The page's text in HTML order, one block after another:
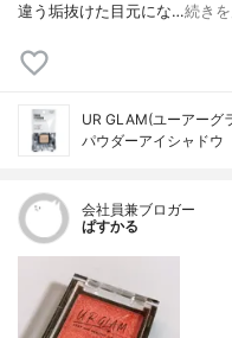
違う垢抜けた目元にな…続き
UR GLAM(ユーアーグ
パウダーアイシャドウ
会社員兼ブロガー
ぱすかる